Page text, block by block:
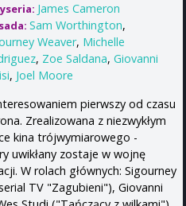
James Cameron
Sam Worthington,
Weaver, Michelle
, Zoe Saldana, Giovanni
, Joel Moore
pierwszy od czasu
Zrealizowana z niezwykłym
kina trójwymiarowego -
uwikłany zostaje w wojnę
W rolach głównych: Sigourney
TV "Zagubieni"), Giovanni